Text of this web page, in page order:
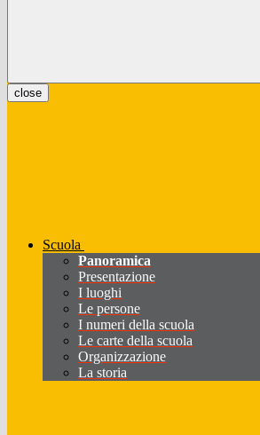
close
Scuola
Panoramica
Presentazione
I luoghi
Le persone
I numeri della scuola
Le carte della scuola
Organizzazione
La storia